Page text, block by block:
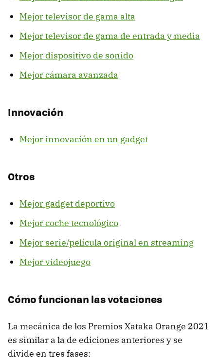
Mejor televisor de gama alta
Mejor televisor de gama de entrada y media
Mejor dispositivo de sonido
Mejor cámara avanzada
Innovación
Mejor innovación en un gadget
Otros
Mejor gadget deportivo
Mejor coche tecnológico
Mejor serie/película original en streaming
Mejor videojuego
Cómo funcionan las votaciones
La mecánica de los Premios Xataka Orange 2021
es similar a la de ediciones anteriores y se
divide en tres fases: